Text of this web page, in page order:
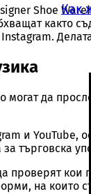
Shoe
както
да
и YouTube,
търговска
проверят кои
на които
се
само
брандове от
Как